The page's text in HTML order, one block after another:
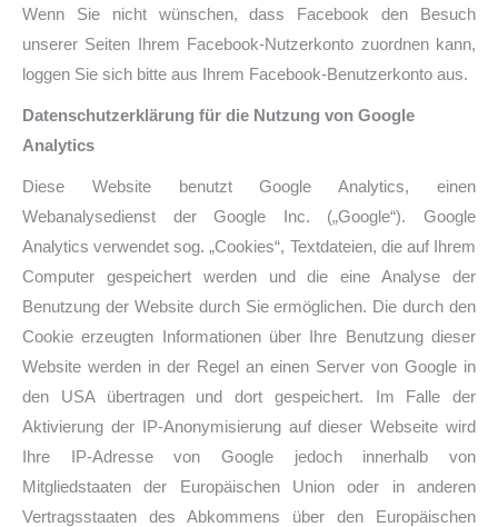
Wenn Sie nicht wünschen, dass Facebook den Besuch
unserer Seiten Ihrem Facebook-Nutzerkonto zuordnen kann,
loggen Sie sich bitte aus Ihrem Facebook-Benutzerkonto aus.
Datenschutzerklärung für die Nutzung von Google
Analytics
Diese Website benutzt Google Analytics, einen
Webanalysedienst der Google Inc. („Google“). Google
Analytics verwendet sog. „Cookies“, Textdateien, die auf Ihrem
Computer gespeichert werden und die eine Analyse der
Benutzung der Website durch Sie ermöglichen. Die durch den
Cookie erzeugten Informationen über Ihre Benutzung dieser
Website werden in der Regel an einen Server von Google in
den USA übertragen und dort gespeichert. Im Falle der
Aktivierung der IP-Anonymisierung auf dieser Webseite wird
Ihre IP-Adresse von Google jedoch innerhalb von
Mitgliedstaaten der Europäischen Union oder in anderen
Vertragsstaaten des Abkommens über den Europäischen